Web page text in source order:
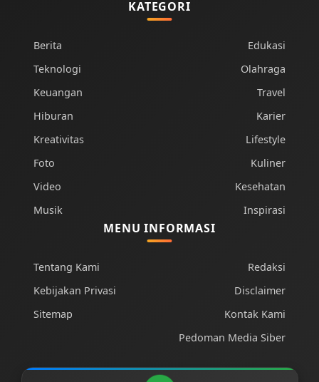
KATEGORI
Berita
Teknologi
Keuangan
Hiburan
Kreativitas
Foto
Video
Musik
Edukasi
Olahraga
Travel
Karier
Lifestyle
Kuliner
Kesehatan
Inspirasi
MENU INFORMASI
Tentang Kami
Kebijakan Privasi
Sitemap
Redaksi
Disclaimer
Kontak Kami
Pedoman Media Siber